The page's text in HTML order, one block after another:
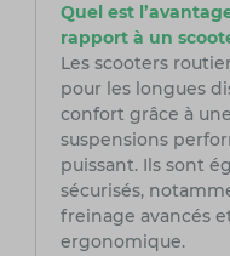
Quel est
rapport à un
Les scooters
pour les longues
confort grâce à
suspensions
puissant. Ils sont
sécurisés,
freinage avancés
ergonomique.